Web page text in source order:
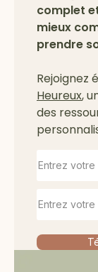
complet
mieux
prendre
Rejoignez
Heureux,
des